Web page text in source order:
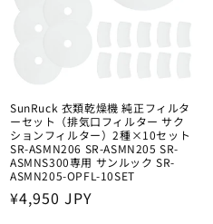
SunRuck 衣類乾燥機 純正フィルタ
ーセット（排気口フィルター サク
ションフィルター）2種×10セット
SR-ASMN206 SR-ASMN205 SR-
ASMNS300専用 サンルック SR-
ASMN205-OPFL-10SET
通
¥4,950 JPY